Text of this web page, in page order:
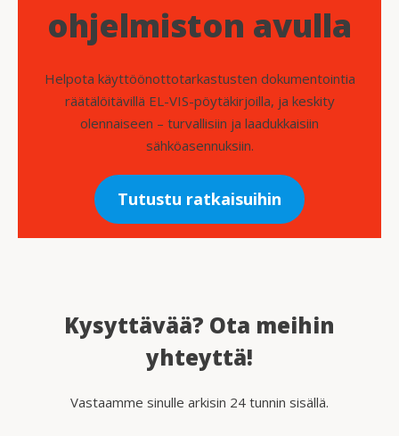
ohjelmiston avulla
Helpota käyttöönottotarkastusten dokumentointia
räätälöitävillä EL-VIS-pöytäkirjoilla, ja keskity
olennaiseen – turvallisiin ja laadukkaisiin
sähköasennuksiin.
Tutustu ratkaisuihin
Kysyttävää? Ota meihin
yhteyttä!
Vastaamme sinulle arkisin 24 tunnin sisällä.